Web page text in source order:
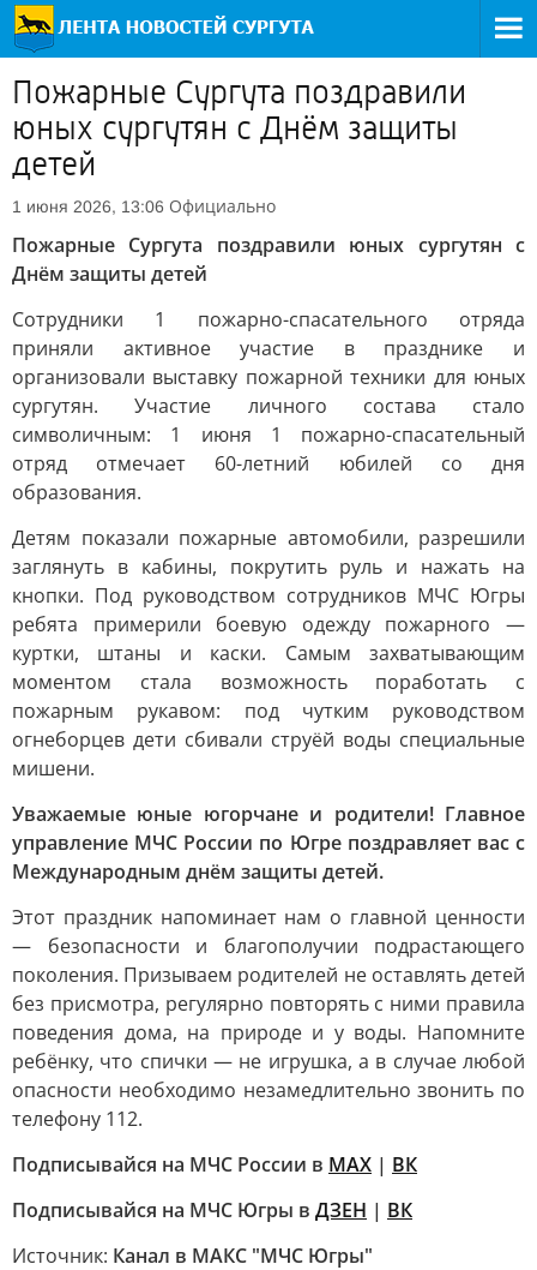
Пожарные Сургута поздравили
юных сургутян с Днём защиты
детей
1 июня 2026, 13:06 Официально
Пожарные Сургута поздравили юных сургутян с
Днём защиты детей
Сотрудники 1 пожарно-спасательного отряда
приняли активное участие в празднике и
организовали выставку пожарной техники для юных
сургутян. Участие личного состава стало
символичным: 1 июня 1 пожарно-спасательный
отряд отмечает 60-летний юбилей со дня
образования.
Детям показали пожарные автомобили, разрешили
заглянуть в кабины, покрутить руль и нажать на
кнопки. Под руководством сотрудников МЧС Югры
ребята примерили боевую одежду пожарного —
куртки, штаны и каски. Самым захватывающим
моментом стала возможность поработать с
пожарным рукавом: под чутким руководством
огнеборцев дети сбивали струёй воды специальные
мишени.
Уважаемые юные югорчане и родители! Главное
управление МЧС России по Югре поздравляет вас с
Международным днём защиты детей.
Этот праздник напоминает нам о главной ценности
— безопасности и благополучии подрастающего
поколения. Призываем родителей не оставлять детей
без присмотра, регулярно повторять с ними правила
поведения дома, на природе и у воды. Напомните
ребёнку, что спички — не игрушка, а в случае любой
опасности необходимо незамедлительно звонить по
телефону 112.
Подписывайся на МЧС России в MAX | ВК
Подписывайся на МЧС Югры в ДЗЕН | ВК
Источник: Канал в МАКС "МЧС Югры"